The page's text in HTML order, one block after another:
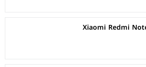
Xiaomi Redmi